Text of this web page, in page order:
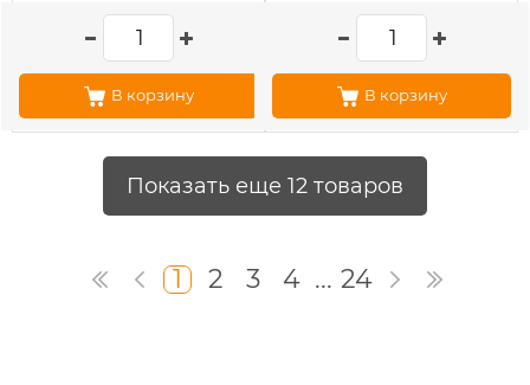
В корзину В корзину
Показать еще 12 товаров
1 2 3 4 ... 24